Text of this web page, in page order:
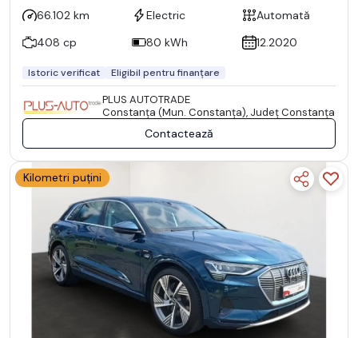
66.102 km Electric
Automată
408 cp
80 kWh 12.2020
Istoric verificat Eligibil pentru finanțare
PLUS AUTOTRADE
Constanţa (Mun. Constanţa), Județ Constanţa
Contactează
Kilometri puțini